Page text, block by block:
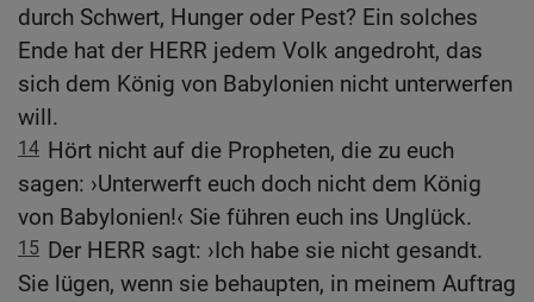
durch Schwert, Hunger oder Pest? Ein solches
Ende hat der HERR jedem Volk angedroht, das
sich dem König von Babylonien nicht unterwerfen
will.
14 Hört nicht auf die Propheten, die zu euch
sagen: ›Unterwerft euch doch nicht dem König
von Babylonien!‹ Sie führen euch ins Unglück.
15 Der HERR sagt: ›Ich habe sie nicht gesandt.
Sie lügen, wenn sie behaupten, in meinem Auftrag